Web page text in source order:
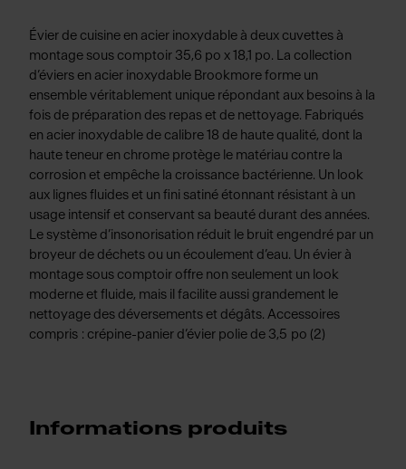
Évier de cuisine en acier inoxydable à deux cuvettes à
montage sous comptoir 35,6 po x 18,1 po. La collection
d’éviers en acier inoxydable Brookmore forme un
ensemble véritablement unique répondant aux besoins à la
fois de préparation des repas et de nettoyage. Fabriqués
en acier inoxydable de calibre 18 de haute qualité, dont la
haute teneur en chrome protège le matériau contre la
corrosion et empêche la croissance bactérienne. Un look
aux lignes fluides et un fini satiné étonnant résistant à un
usage intensif et conservant sa beauté durant des années.
Le système d’insonorisation réduit le bruit engendré par un
broyeur de déchets ou un écoulement d’eau. Un évier à
montage sous comptoir offre non seulement un look
moderne et fluide, mais il facilite aussi grandement le
nettoyage des déversements et dégâts. Accessoires
compris : crépine-panier d’évier polie de 3,5 po (2)
Informations produits